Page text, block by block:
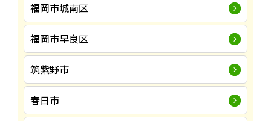
福岡市城南区
福岡市早良区
筑紫野市
春日市